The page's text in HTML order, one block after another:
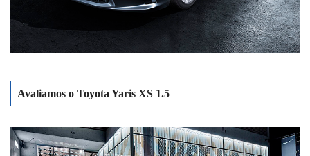
Avaliamos o Toyota Yaris XS 1.5